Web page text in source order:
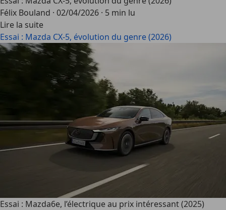
Félix Bouland · 02/04/2026 · 5 min lu
Lire la suite
Essai : Mazda CX-5, évolution du genre (2026)
Essai : Mazda6e, l’électrique au prix intéressant (2025)